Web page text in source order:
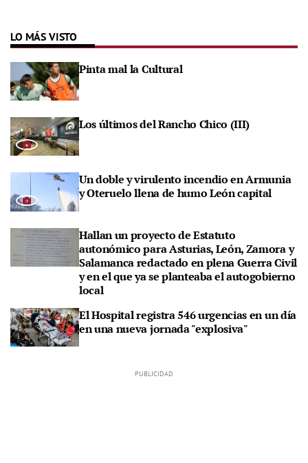
LO MÁS VISTO
Pinta mal la Cultural
Los últimos del Rancho Chico (III)
Un doble y virulento incendio en Armunia
y Oteruelo llena de humo León capital
Hallan un proyecto de Estatuto
autonómico para Asturias, León, Zamora y
Salamanca redactado en plena Guerra Civil
y en el que ya se planteaba el autogobierno
local
El Hospital registra 546 urgencias en un día
en una nueva jornada "explosiva"